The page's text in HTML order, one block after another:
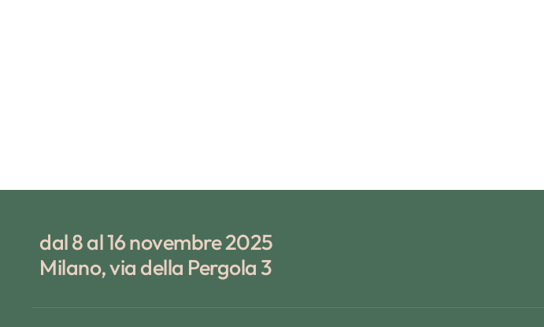
dal 8 al 16 novembre 2025
Milano, via della Pergola 3